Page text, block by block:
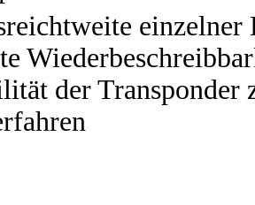
einzelner
der Transponder